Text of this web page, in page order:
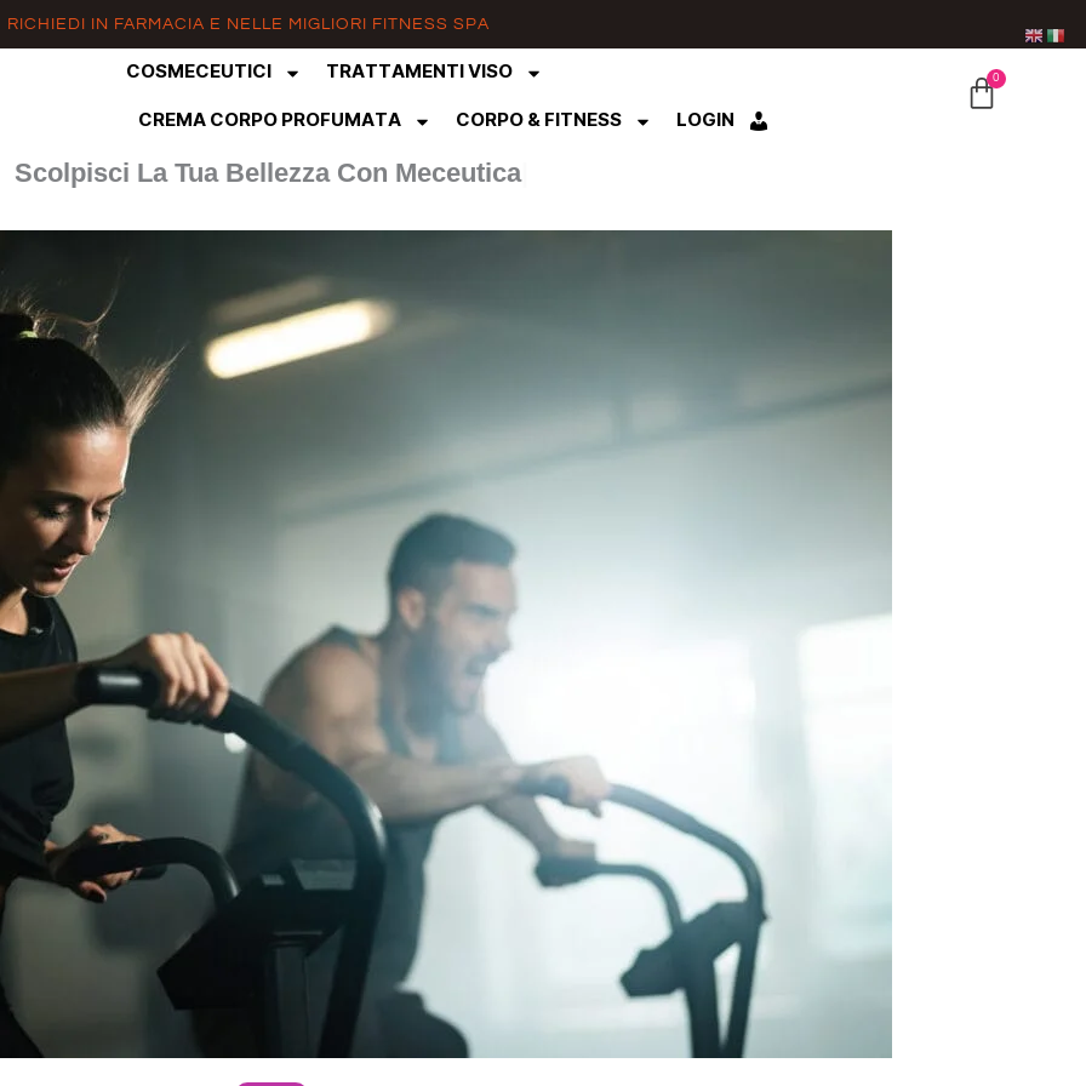
RICHIEDI IN FARMACIA E NELLE MIGLIORI FITNESS SPA
COSMECEUTICI
TRATTAMENTI VISO
CREMA CORPO PROFUMATA
CORPO & FITNESS LOGIN
0
Scolpisci L